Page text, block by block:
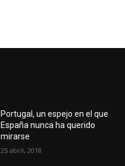
Portugal, un espejo en el que
España nunca ha querido
mirarse
25 abril, 2018